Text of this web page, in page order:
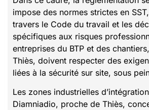
impose des normes strictes en
travers le Code du travail et les
spécifiques aux risques
entreprises du BTP et des
Thiès, doivent respecter des
liées à la sécurité sur site, sous
Les zones industrielles
Diamniadio, proche de Thiès,